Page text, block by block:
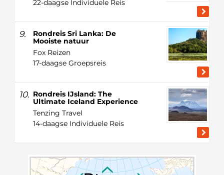
22-daagse Individuele Reis
9.
Rondreis Sri Lanka: De
Mooiste natuur
Fox Reizen
17-daagse Groepsreis
10. Rondreis IJsland: The
Ultimate Iceland Experience
Tenzing Travel
14-daagse Individuele Reis